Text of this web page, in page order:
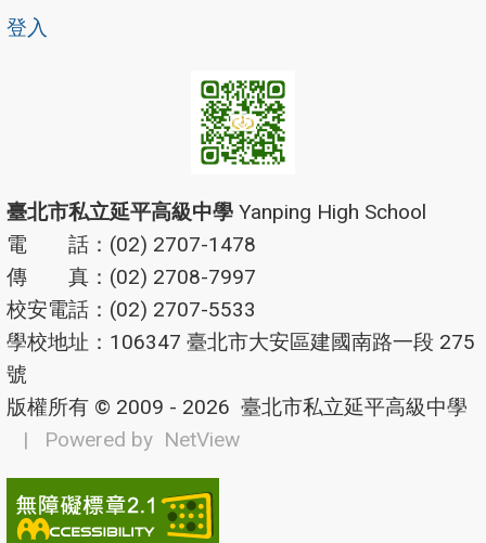
登入
臺北市私立延平高級中學 Yanping High School
電 話：(02) 2707-1478
傳 真：(02) 2708-7997
校安電話：(02) 2707-5533
學校地址：106347 臺北市大安區建國南路一段 275
號
版權所有 © 2009 - 2026 臺北市私立延平高級中學
| Powered by NetView